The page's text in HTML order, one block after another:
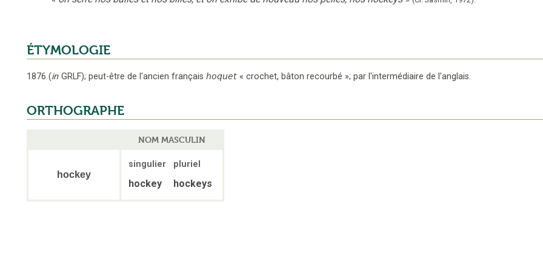
ÉTYMOLOGIE
1876 (in GRLF); peut-être de l'ancien français hoquet « crochet, bâton recourbé »; par l'intermédiaire de l'anglais.
ORTHOGRAPHE
NOM MASCULIN
hockey
singulier pluriel
hockey hockeys